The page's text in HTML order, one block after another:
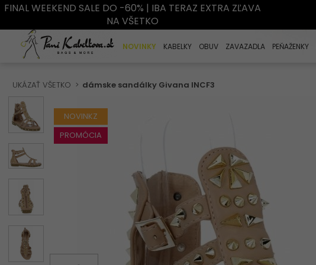
FINAL WEEKEND SALE DO -60% | IBA TERAZ EXTRA ZĽAVA
NA VŠETKO
NOVINKY KABELKY OBUV ZAVAZADLA PEŇAŽENKY
UKÁZAŤ VŠETKO dámske sandálky Givana INCF3
NOVINKZ
PROMÓCIA